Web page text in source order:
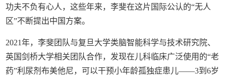
功夫不负有心人，这些年来，李斐在这片国际公认的“无人
区”不断提出中国方案。
2021年，李斐团队与复旦大学类脑智能科学与技术研究院、
英国剑桥大学相关团队合作，发现在儿科临床广泛使用的“老
药”利尿剂布美他尼，可以干预小年龄孤独症患儿——3到6岁